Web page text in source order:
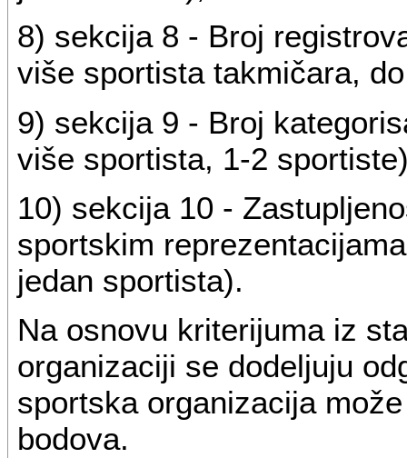
8) sekcija 8 - Broj
više sportista takmičara,
9) sekcija 9 - Broj
više sportista, 1-2
10) sekcija 10 -
sportskim
jedan sportista).
Na osnovu kriterijuma iz
organizaciji se dodeljuju
sportska organizacija
bodova.